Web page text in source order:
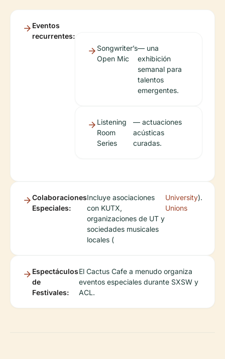
Eventos
recurrentes:
Songwriter’s
Open Mic
— una
exhibición
semanal para
talentos
emergentes.
Listening
Room
Series
— actuaciones
acústicas
curadas.
Colaboraciones
Especiales:
Incluye asociaciones
con KUTX,
organizaciones de UT y
sociedades musicales
locales (
University
Unions
).
Espectáculos
de
Festivales:
El Cactus Cafe a menudo organiza
eventos especiales durante SXSW y
ACL.